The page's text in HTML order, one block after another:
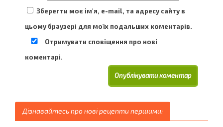
Зберегти моє ім'я, e-mail, та адресу сайту в
цьому браузері для моїх подальших коментарів.
Отримувати сповіщення про нові
коментарі.
Дізнавайтесь про нові рецепти першими: